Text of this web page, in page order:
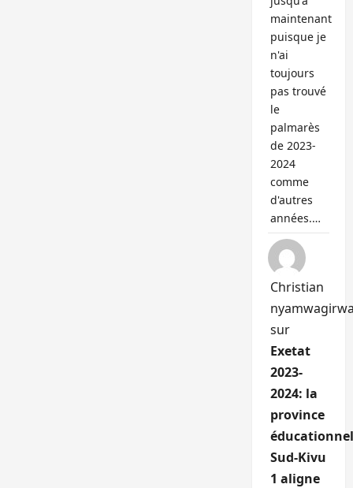
maintenant
puisque je
n'ai
toujours
pas trouvé
le
palmarès
de 2023-
2024
comme
d'autres
années.…
Christian
sur
Exetat
2023-
2024: la
province
Sud-Kivu
1 aligne